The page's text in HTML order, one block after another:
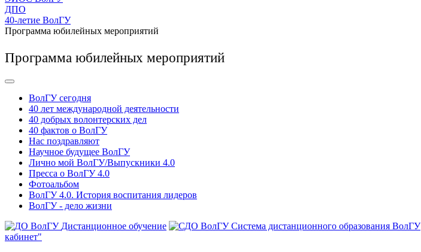
ДПО
40-летие ВолГУ
Программа юбилейных мероприятий
Программа юбилейных мероприятий
ВолГУ сегодня
40 лет международной деятельности
40 добрых волонтерских дел
40 фактов о ВолГУ
Нас поздравляют
Научное будущее ВолГУ
Лично мой ВолГУ/Выпускники 4.0
Пресса о ВолГУ 4.0
Фотоальбом
ВолГУ 4.0. История воспитания лидеров
ВолГУ - дело жизни
Дистанционное обучение
Система дистанционного образования ВолГУ
кабинет"